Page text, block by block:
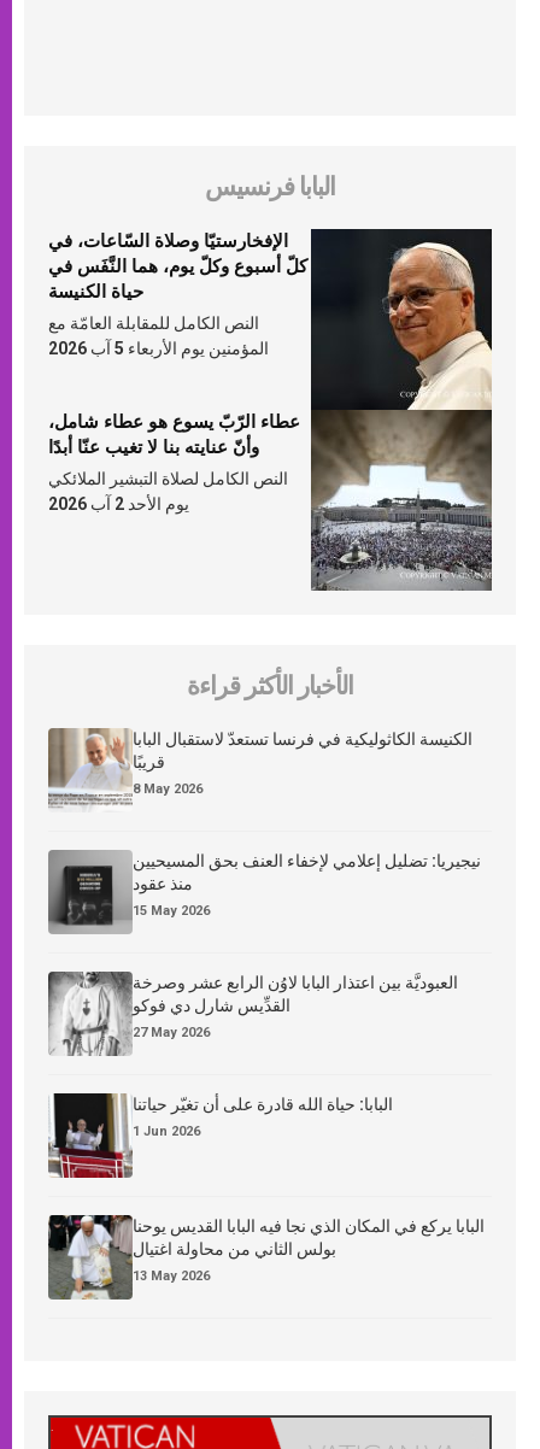
البابا فرنسيس
الإفخارستيّا وصلاة السّاعات، في
كلّ أسبوع وكلّ يوم، هما النَّفَس في
حياة الكنيسة
النص الكامل للمقابلة العامّة مع
المؤمنين يوم الأربعاء 5 آب 2026
عطاء الرّبّ يسوع هو عطاء شامل،
وأنّ عنايته بنا لا تغيب عنّا أبدًا
النص الكامل لصلاة التبشير الملائكي
يوم الأحد 2 آب 2026
الأخبار الأكثر قراءة
الكنيسة الكاثوليكية في فرنسا تستعدّ لاستقبال البابا
قريبًا
8 May 2026
نيجيريا: تضليل إعلامي لإخفاء العنف بحق المسيحيين
منذ عقود
15 May 2026
العبوديَّة بين اعتذار البابا لاوُن الرابع عشر وصرخة
القدِّيس شارل دي فوكو
27 May 2026
البابا: حياة الله قادرة على أن تغيّر حياتنا
1 Jun 2026
البابا يركع في المكان الذي نجا فيه البابا القديس يوحنا
بولس الثاني من محاولة اغتيال
13 May 2026